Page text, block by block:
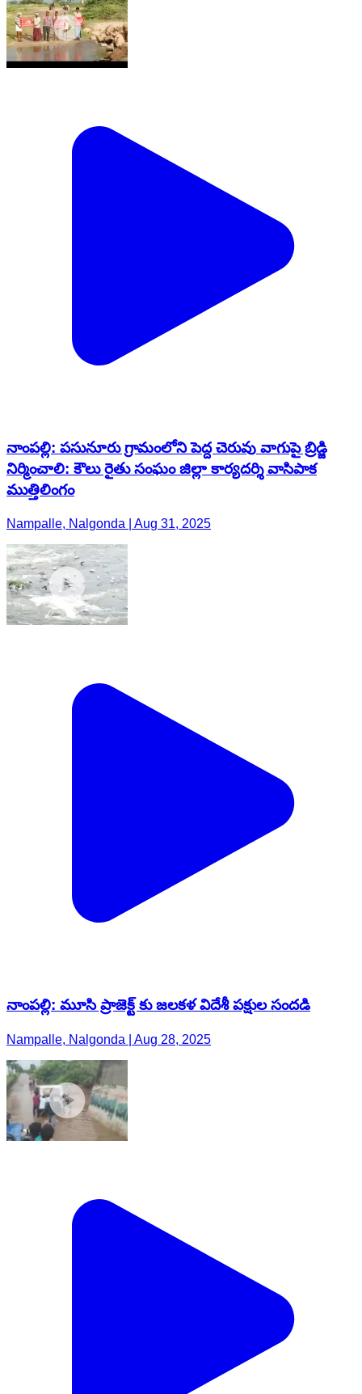
నాంపల్లి: పసునూరు గ్రామంలోని పెద్ద చెరువు వాగుపై బ్రిడ్జి
నిర్మించాలి: కౌలు రైతు సంఘం జిల్లా కార్యదర్శి వాసిపాక
ముత్తిలింగం
Nampalle, Nalgonda | Aug 31, 2025
నాంపల్లి: మూసి ప్రాజెక్ట్ కు జలకళ విదేశీ పక్షుల సందడి
Nampalle, Nalgonda | Aug 28, 2025